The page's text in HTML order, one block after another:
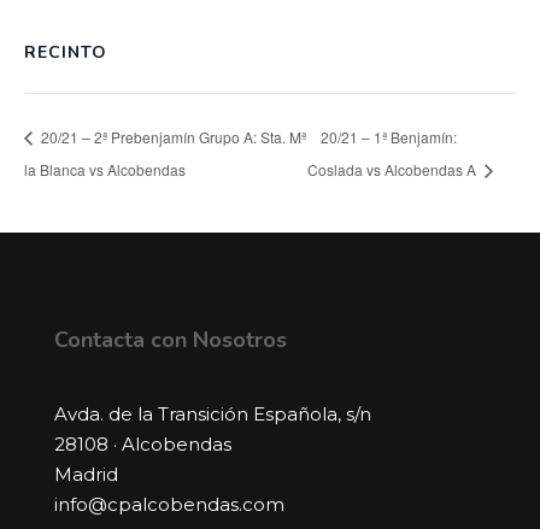
RECINTO
20/21 – 2ª Prebenjamín Grupo A: Sta. Mª
la Blanca vs Alcobendas
20/21 – 1ª Benjamín:
Coslada vs Alcobendas A
Contacta con Nosotros
Avda. de la Transición Española, s/n
28108 · Alcobendas
Madrid
info@cpalcobendas.com